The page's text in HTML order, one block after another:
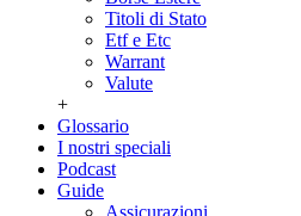
Titoli di Stato
Etf e Etc
Warrant
Valute
+
Glossario
I nostri speciali
Podcast
Guide
Assicurazioni